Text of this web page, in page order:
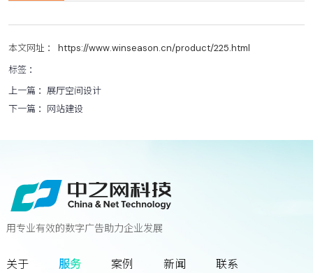
本文网址 ： https://www.winseason.cn/product/225.html
标签 ：
上一篇 ： 展厅空间设计
下一篇 ： 网站建设
用专业有效的数字广告助力企业发展
关于 服务 案例 新闻 联系